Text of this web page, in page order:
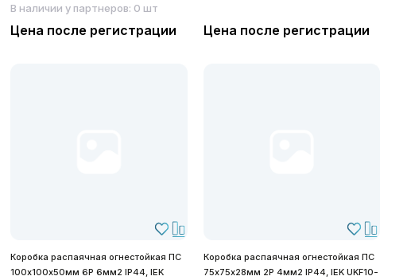
В наличии у партнеров: 0 шт
Цена после регистрации Цена после регистрации
Коробка распаячная огнестойкая ПС
100х100х50мм 6P 6мм2 IP44, IEK
Коробка распаячная огнестойкая ПС
75х75х28мм 2P 4мм2 IP44, IEK UKF10-